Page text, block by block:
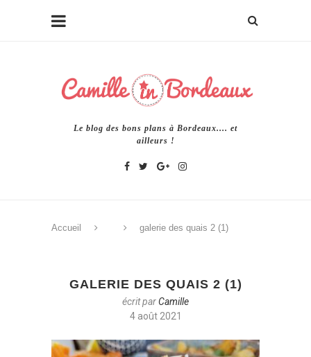
Le blog des bons plans à Bordeaux.... et
ailleurs !
Accueil galerie des quais 2 (1)
GALERIE DES QUAIS 2 (1)
écrit parCamille
4 août 2021